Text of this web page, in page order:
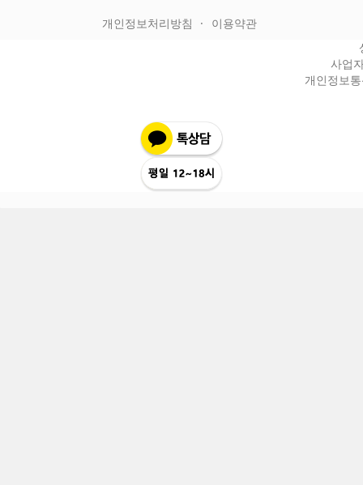
개인정보처리방침
이용약관
사업
개인정보